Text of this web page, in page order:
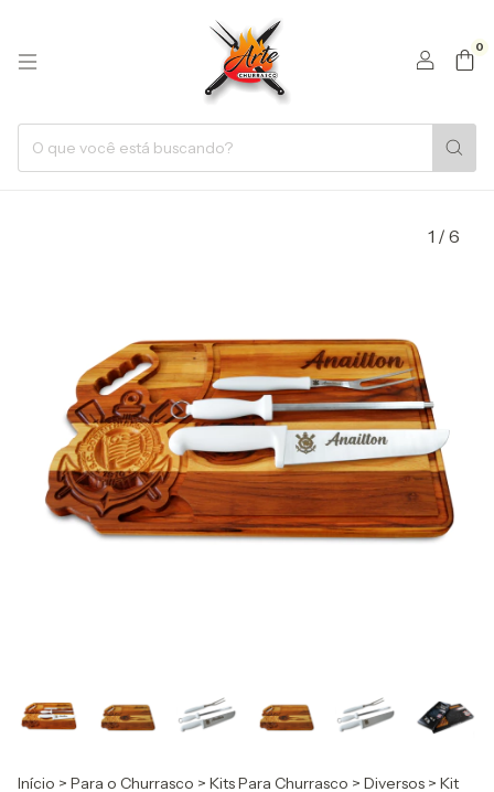
0
1 / 6
Início > Para o Churrasco > Kits Para Churrasco > Diversos > Kit